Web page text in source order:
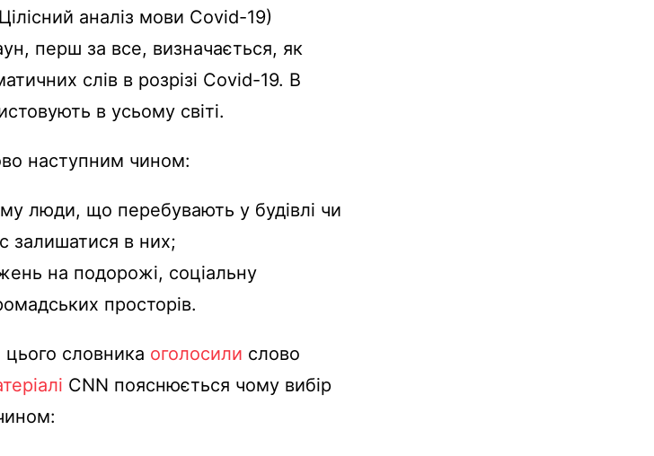
аналіз мови Covid-19)
перш за все, визначається, як
слів в розрізі Covid-19. В
в усьому світі.
наступним чином:
люди, що перебувають у будівлі чи
залишатися в них;
на подорожі, соціальну
просторів.
словника оголосили слово
CNN пояснюється чому вибір